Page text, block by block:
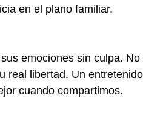
en el plano familiar.
emociones sin culpa. No
real libertad. Un entretenido
cuando compartimos.